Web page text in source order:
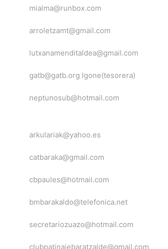
mialma@runbox.com
arroletzamt@gmail.com
lutxanamenditaldea@gmail.com
gatb@gatb.org Igone(tesorera)
neptunosub@hotmail.com
arkulariak@yahoo.es
catbaraka@gmail.com
cbpaules@hotmail.com
bmbarakaldo@telefonica.net
secretariozuazo@hotmail.com
clubpatinajebaratzalde@gmail.com